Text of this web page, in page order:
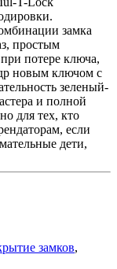
замка
простым
потере ключа,
новым ключом с
зеленый-
и полной
для тех, кто
если
дети,
замков,